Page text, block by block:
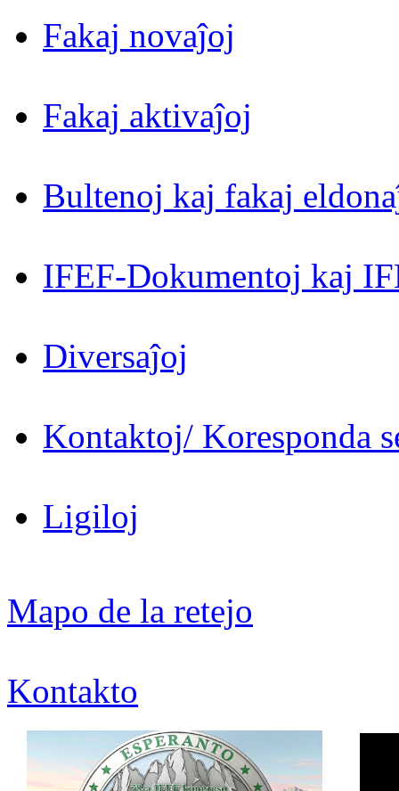
Fakaj novaĵoj
Fakaj aktivaĵoj
Bultenoj kaj fakaj
IFEF-Dokumentoj kaj
Diversaĵoj
Kontaktoj/ Koresponda
Ligiloj
Mapo de la retejo
Kontakto